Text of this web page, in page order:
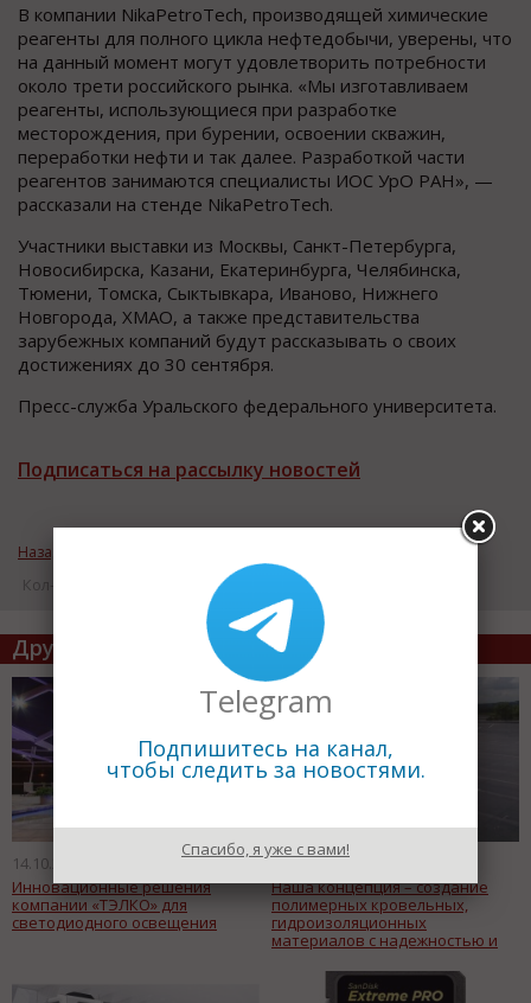
В компании NikaPetroTech, производящей химические
реагенты для полного цикла нефтедобычи, уверены, что
на данный момент могут удовлетворить потребности
около трети российского рынка. «Мы изготавливаем
реагенты, использующиеся при разработке
месторождения, при бурении, освоении скважин,
переработки нефти и так далее. Разработкой части
реагентов занимаются специалисты ИОС УрО РАН», —
рассказали на стенде NikaPetroTech.
Участники выставки из Москвы, Санкт-Петербурга,
Новосибирска, Казани, Екатеринбурга, Челябинска,
Тюмени, Томска, Сыктывкара, Иваново, Нижнего
Новгорода, ХМАО, а также представительства
зарубежных компаний будут рассказывать о своих
достижениях до 30 сентября.
Пресс-служба Уральского федерального университета.
Подписаться на рассылку новостей
Назад к рубрике «Инновации»
Кол-во просмотров: 17305
Другие статьи по теме
14.10.2016
Инновационные решения
компании «ТЭЛКО» для
светодиодного освещения
07.10.2016
Наша концепция – создание
полимерных кровельных,
гидроизоляционных
материалов с надежностью и
жизненного цикла зданий
Telegram
Подпишитесь на канал,
чтобы следить за новостями.
Спасибо, я уже с вами!